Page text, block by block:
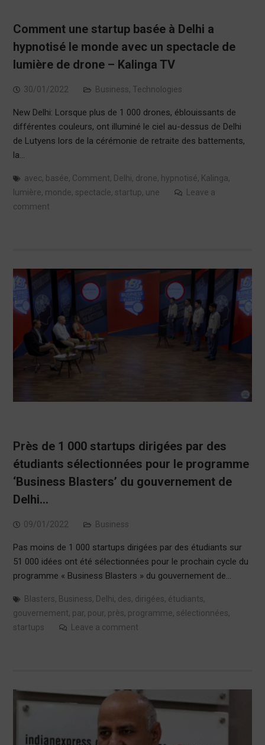
Comment une startup basée à Delhi a
hypnotisé le monde avec un spectacle de
lumière de drone – Kalinga TV
30/01/2022 Business, Technologies
New Delhi: Lorsque plus de 1 000 drones, éblouissants de
différentes couleurs, ont illuminé le ciel au-dessus de Delhi
de Lutyens lors de la cérémonie de retraite des battements,
la…
avec, basée, Comment, Delhi, drone, hypnotisé, Kalinga,
lumière, monde, spectacle, startup, une
Leave a
comment
Près de 1 000 startups dirigées par des
étudiants sélectionnées pour le programme
‘Business Blasters’ du gouvernement de
Delhi…
09/01/2022 Business
Pas moins de 1 000 startups dirigées par des étudiants sur
51 000 idées ont été sélectionnées pour le prochain cycle du
programme « Business Blasters » du gouvernement de…
Blasters, Business, Delhi, des, dirigées, étudiants,
gouvernement, par, pour, près, programme, sélectionnées,
startups
Leave a comment